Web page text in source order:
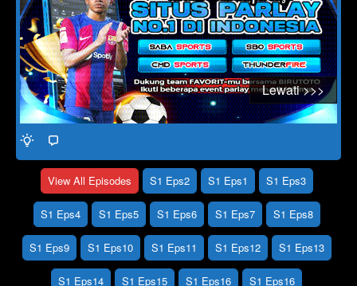
Lewati >>>
Click To Play
View All Episodes S1 Eps2 S1 Eps1 S1 Eps3
S1 Eps4 S1 Eps5 S1 Eps6 S1 Eps7 S1 Eps8
S1 Eps9 S1 Eps10 S1 Eps11 S1 Eps12 S1 Eps13
S1 Eps14 S1 Eps15 S1 Eps16 S1 Eps16